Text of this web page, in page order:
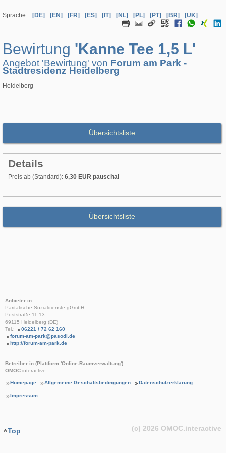
Sprache: [DE] [EN] [FR] [ES] [IT] [NL] [PL] [PT] [BR] [UK]
Bewirtung 'Kanne Tee 1,5 L'
Angebot 'Bewirtung' von Forum am Park -
Stadtresidenz Heidelberg
Heidelberg
Übersichtsliste
Details
Preis ab (Standard): 6,30 EUR pauschal
Übersichtsliste
Anbieter:in
Paritätische Sozialdienste gGmbH
Poststraße 11-13
69115 Heidelberg (DE)
Tel.:
06221 / 72 62 160
forum-am-park@pasodi.de
http://forum-am-park.de
Betreiber:in (Plattform 'Online-Raumverwaltung')
OMOC.interactive
Homepage Allgemeine Geschäftsbedingungen Datenschutzerklärung
Impressum
Top (c) 2026 OMOC.interactive